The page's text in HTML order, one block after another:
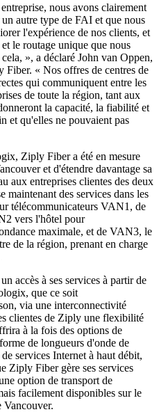
nous avons clairement
autre type de FAI et que nous
l'expérience de nos clients, et
le routage unique que nous
», a déclaré John van Oppen,
Fiber. « Nos offres de centres de
qui communiquent entre les
de toute la région, tant aux
la capacité, la fiabilité et
et qu'elles ne pouvaient pas
Ziply Fiber a été en mesure
et d'étendre davantage sa
aux entreprises clientes des deux
des services dans les
télécommunicateurs VAN1, de
vers l'hôtel pour
maximale, et de VAN3, le
de la région, prenant en charge
accès à ses services à partir de
que ce soit
via une interconnectivité
clientes de Ziply une flexibilité
à la fois des options de
de longueurs d'onde de
services Internet à haut débit,
Ziply Fiber gère ses services
option de transport de
facilement disponibles sur le
Vancouver.